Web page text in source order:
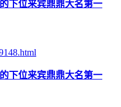
的下位来宾鼎鼎大名第一
下位来宾鼎鼎大名第一